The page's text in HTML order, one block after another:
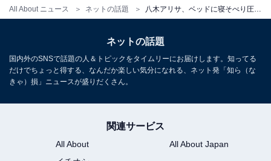
All About ニュース ネットの話題
ネットの話題
国内外のSNSで話題の人＆トピックをタイムリーにお届けします。知ってる
だけでちょっと得する、なんだか楽しい気分になれる、ネット発「知ら（な
きゃ）損」ニュースが盛りだくさん。
関連サービス
All About
All About Japan